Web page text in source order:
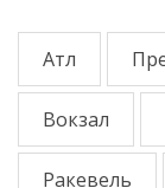
Атл
Вокзал
Ракевель